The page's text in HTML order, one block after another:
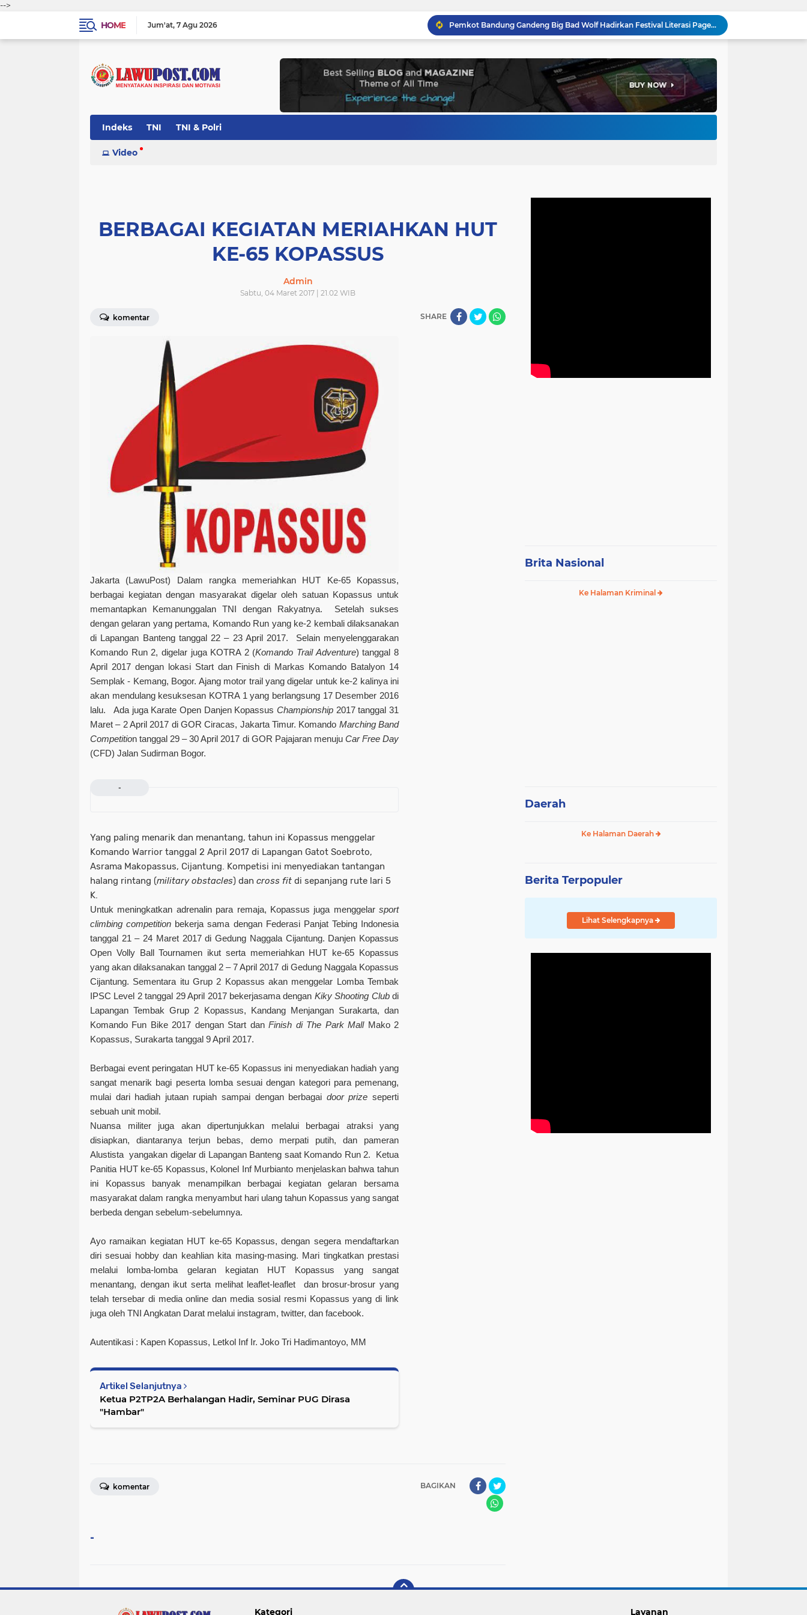
-->
HOME
Jum'at 7 Agu 2026
Pemkot Bandung Gandeng Big Bad Wolf Hadirkan Festival Literasi Pages and Plates
H. Bagus Machdiyantoro Resmi Pimpin Komunitas BBC Periode 2026–2031, Siap Perkuat Solidaritas dan Hadirkan Program Nyata untuk Masyarakat
Hikmah Setelah Ibadah Salat Jumat: Momentum Memperkuat Iman dan Kepedulian Sosial
Penataan Kabel Udara FO di Cimahi Capai 15 KM, Target Kota Bebas Kabel Semrawut
Menakar Udara dan Tanah di Kaki Manglayang: Minimnya Tutupan Pohon di Blok Padaemut-Cigupakan Tingkatkan Risiko Klimatologi dan Ekologi
Indeks TNI TNI & Polri
Video
BERBAGAI KEGIATAN MERIAHKAN HUT
KE-65 KOPASSUS
Admin
Sabtu, 04 Maret 2017 | 21.02 WIB
komentar SHARE
Jakarta (LawuPost) Dalam rangka memeriahkan HUT Ke-65 Kopassus,
berbagai kegiatan dengan masyarakat digelar oleh satuan Kopassus untuk
memantapkan Kemanunggalan TNI dengan Rakyatnya. Setelah sukses
dengan gelaran yang pertama, Komando Run yang ke-2 kembali dilaksanakan
di Lapangan Banteng tanggal 22 – 23 April 2017. Selain menyelenggarakan
Komando Run 2, digelar juga KOTRA 2 (Komando Trail Adventure) tanggal 8
April 2017 dengan lokasi Start dan Finish di Markas Komando Batalyon 14
Semplak - Kemang, Bogor. Ajang motor trail yang digelar untuk ke-2 kalinya ini
akan mendulang kesuksesan KOTRA 1 yang berlangsung 17 Desember 2016
lalu. Ada juga Karate Open Danjen Kopassus Championship 2017 tanggal 31
Maret – 2 April 2017 di GOR Ciracas, Jakarta Timur. Komando Marching Band
Competition tanggal 29 – 30 April 2017 di GOR Pajajaran menuju Car Free Day
(CFD) Jalan Sudirman Bogor.
-
Yang paling menarik dan menantang, tahun ini Kopassus menggelar
Komando Warrior tanggal 2 April 2017 di Lapangan Gatot Soebroto,
Asrama Makopassus, Cijantung. Kompetisi ini menyediakan tantangan
halang rintang (military obstacles) dan cross fit di sepanjang rute lari 5
K.
Untuk meningkatkan adrenalin para remaja, Kopassus juga menggelar sport
climbing competition bekerja sama dengan Federasi Panjat Tebing Indonesia
tanggal 21 – 24 Maret 2017 di Gedung Naggala Cijantung. Danjen Kopassus
Open Volly Ball Tournamen ikut serta memeriahkan HUT ke-65 Kopassus
yang akan dilaksanakan tanggal 2 – 7 April 2017 di Gedung Naggala Kopassus
Cijantung. Sementara itu Grup 2 Kopassus akan menggelar Lomba Tembak
IPSC Level 2 tanggal 29 April 2017 bekerjasama dengan Kiky Shooting Clubdi
Lapangan Tembak Grup 2 Kopassus, Kandang Menjangan Surakarta, dan
Komando Fun Bike 2017 dengan Start danFinish di The Park Mall Mako 2
Kopassus, Surakarta tanggal 9 April 2017.
Berbagai event peringatan HUT ke-65 Kopassus ini menyediakan hadiah yang
sangat menarik bagi peserta lomba sesuai dengan kategori para pemenang,
mulai dari hadiah jutaan rupiah sampai dengan berbagai door prize seperti
sebuah unit mobil.
Nuansa militer juga akan dipertunjukkan melalui berbagai atraksi yang
disiapkan, diantaranya terjun bebas, demo merpati putih, dan pameran
Alustista yangakan digelar di Lapangan Banteng saat Komando Run 2. Ketua
Panitia HUT ke-65 Kopassus, Kolonel Inf Murbianto menjelaskan bahwa tahun
ini Kopassus banyak menampilkan berbagai kegiatan gelaran bersama
masyarakat dalam rangka menyambut hari ulang tahun Kopassus yang sangat
berbeda dengan sebelum-sebelumnya.
Ayo ramaikan kegiatan HUT ke-65 Kopassus, dengan segera mendaftarkan
diri sesuai hobby dan keahlian kita masing-masing. Mari tingkatkan prestasi
melalui lomba-lomba gelaran kegiatan HUT Kopassus yang sangat
menantang, dengan ikut serta melihat leaflet-leaflet dan brosur-brosur yang
telah tersebar di media online dan media sosial resmi Kopassus yang di link
juga oleh TNI Angkatan Darat melalui instagram, twitter, dan facebook.
Autentikasi : Kapen Kopassus, Letkol Inf Ir. Joko Tri Hadimantoyo, MM
Artikel Selanjutnya
Ketua P2TP2A Berhalangan Hadir, Seminar PUG Dirasa
"Hambar"
BAGIKAN
komentar
-
Brita Nasional
Ke Halaman Kriminal
Daerah
Ke Halaman Daerah
Berita Terpopuler
Lihat Selengkapnya
Kategori Layanan